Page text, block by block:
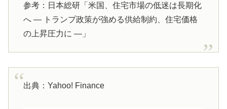
参考：日本総研「米国、住宅市場の低迷は長期化
へ ― トランプ政策が強める供給制約、住宅価格
の上昇圧力に ―」
出典：Yahoo! Finance